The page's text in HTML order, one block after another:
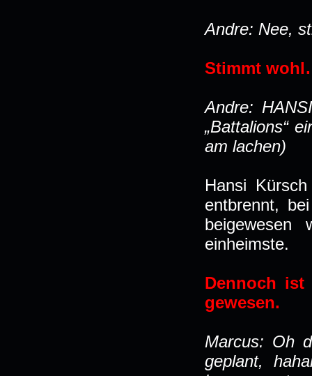
Andre: Nee,
Stimmt
Andre:
„Battalions“
am lachen)
Hansi
entbrennt,
einheimste.
Dennoch ist
gewesen.
Marcus: Oh
geplant,